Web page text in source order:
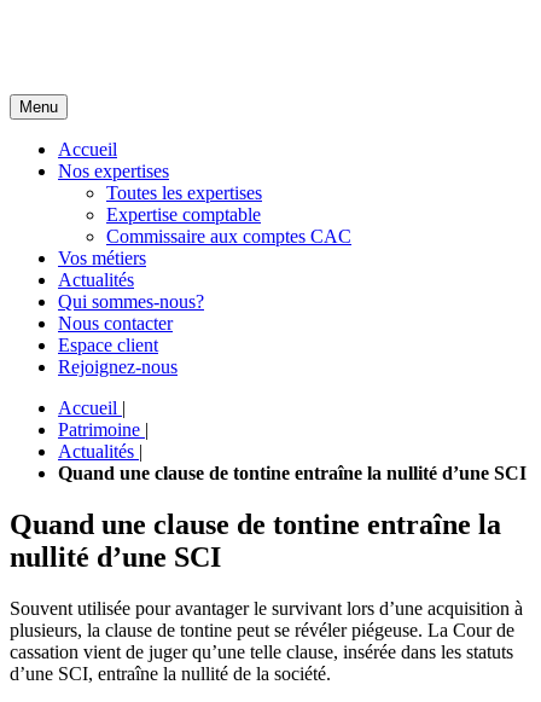
Menu
Accueil
Nos expertises
Toutes les expertises
Expertise comptable
Commissaire aux comptes CAC
Vos métiers
Actualités
Qui sommes-nous?
Nous contacter
Espace client
Rejoignez-nous
Accueil |
Patrimoine |
Actualités |
Quand une clause de tontine entraîne la nullité d’une SCI
Quand une clause de tontine entraîne la
nullité d’une SCI
Souvent utilisée pour avantager le survivant lors d’une acquisition à
plusieurs, la clause de tontine peut se révéler piégeuse. La Cour de
cassation vient de juger qu’une telle clause, insérée dans les statuts
d’une SCI, entraîne la nullité de la société.